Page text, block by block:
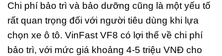
Chi phí bảo trì và bảo dưỡng cũng là một yếu tố
rất quan trọng đối với người tiêu dùng khi lựa
chọn xe ô tô. VinFast VF8 có lợi thế về chi phí
bảo trì, với mức giá khoảng 4-5 triệu VNĐ cho